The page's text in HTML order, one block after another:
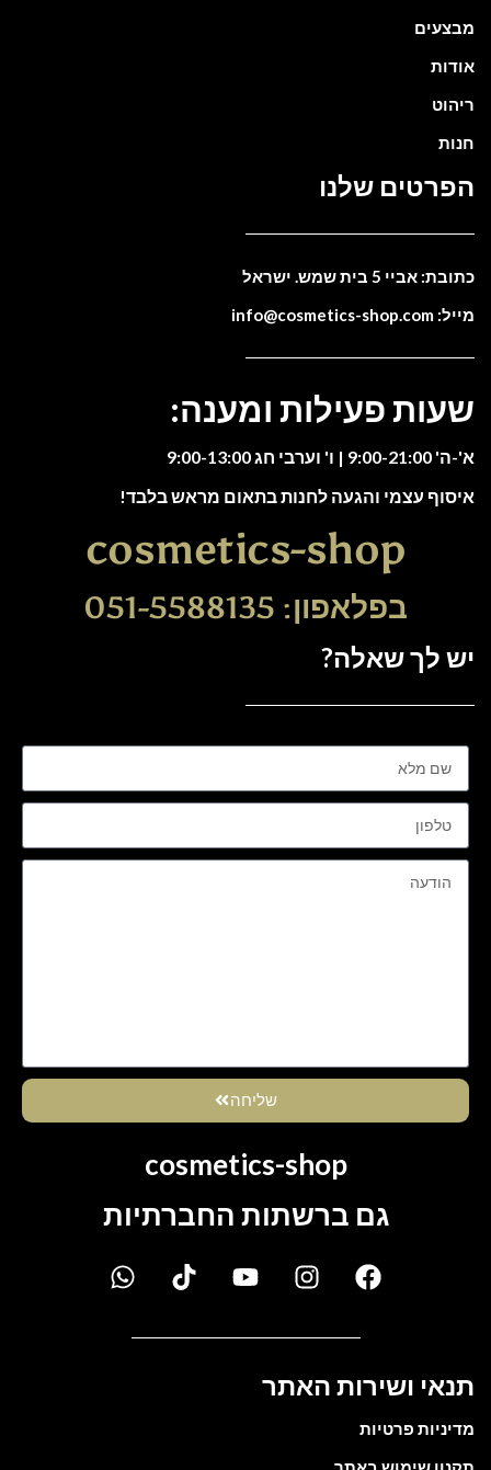
מבצעים
אודות
ריהוט
חנות
הפרטים שלנו
כתובת: אביי 5 בית שמש. ישראל
מייל: info@cosmetics-shop.com
שעות פעילות ומענה:
א'-ה' 9:00-21:00 | ו' וערבי חג 9:00-13:00
איסוף עצמי והגעה לחנות בתאום מראש בלבד!
cosmetics-shop
בפלאפון: 051-5588135
יש לך שאלה?
שליחה
cosmetics-shop
גם ברשתות החברתיות
תנאי ושירות האתר
מדיניות פרטיות